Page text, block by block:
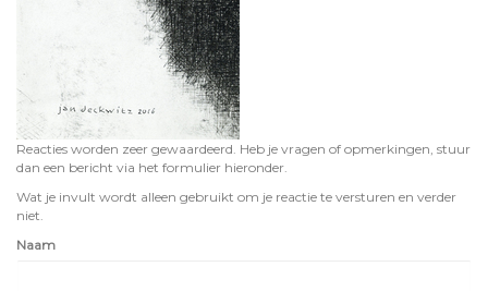
Reacties worden zeer gewaardeerd. Heb je vragen of opmerkingen, stuur
dan een bericht via het formulier hieronder.
Wat je invult wordt alleen gebruikt om je reactie te versturen en verder
niet.
Naam